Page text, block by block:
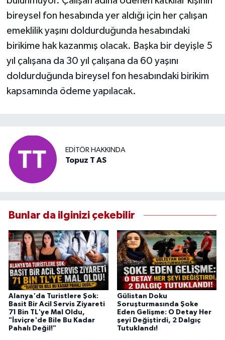
bireysel fon hesabında yer aldığı için her çalışan
emeklilik yaşını doldurduğunda hesabındaki
birikime hak kazanmış olacak. Başka bir deyişle 5
yıl çalışana da 30 yıl çalışana da 60 yaşını
doldurduğunda bireysel fon hesabındaki birikim
kapsamında ödeme yapılacak.
EDITÖR HAKKINDA
Topuz T AS
Bunlar da ilginizi çekebilir
Alanya'da Turistlere Şok:
Basit Bir Acil Servis Ziyareti
71 Bin TL'ye Mal Oldu,
"İsviçre'de Bile Bu Kadar
Pahalı Değil!"
Gülistan Doku
Soruşturmasında Şoke
Eden Gelişme: O Detay Her
şeyi Değiştirdi, 2 Dalgıç
Tutuklandı!